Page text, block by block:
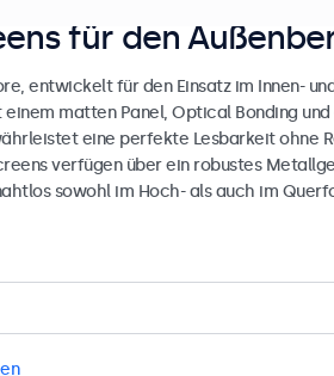
für den
entwickelt für den Einsatz im Innen-
matten Panel, Optical Bonding
eine perfekte Lesbarkeit ohne
verfügen über ein robustes
sowohl im Hoch- als auch im